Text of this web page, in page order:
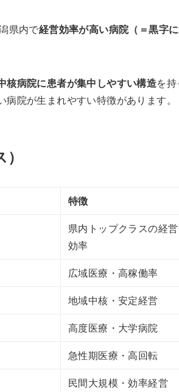
県内で経営効率が高い病院（＝黒字
核病院に患者が集中しやすい構造を持
院が生まれやすい特徴があります。
特徴
県内トップクラスの経営
効率
広域医療・高稼働率
地域中核・安定経営
高度医療・大学病院
急性期医療・高回転
民間大規模・効率経営